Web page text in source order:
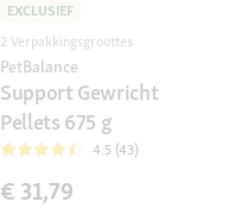
EXCLUSIEF
2 Verpakkingsgroottes
PetBalance
Support Gewricht
Pellets 675 g
4.5 (43)
€ 31,79